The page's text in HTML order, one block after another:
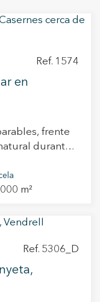
Ref. 1574
en
frente
durante
totalidad con
unifamiliar de
se ubica la
de verano.
planta un
al mar,
m²
Ref. 5306_D